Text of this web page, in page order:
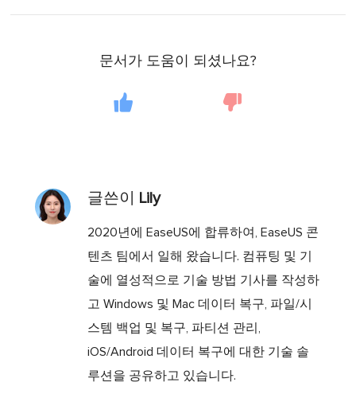
문서가 도움이 되셨나요?
글쓴이 Lily
2020년에 EaseUS에 합류하여, EaseUS 콘
텐츠 팀에서 일해 왔습니다. 컴퓨팅 및 기
술에 열성적으로 기술 방법 기사를 작성하
고 Windows 및 Mac 데이터 복구, 파일/시
스템 백업 및 복구, 파티션 관리,
iOS/Android 데이터 복구에 대한 기술 솔
루션을 공유하고 있습니다.